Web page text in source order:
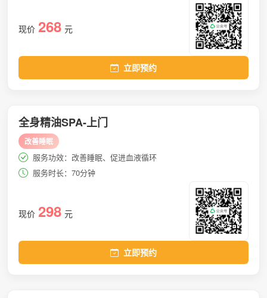
现价 268 元
立即预约
全身精油SPA-上门
改善睡眠
服务功效：改善睡眠、促进血液循环
服务时长：70分钟
现价 298 元
立即预约